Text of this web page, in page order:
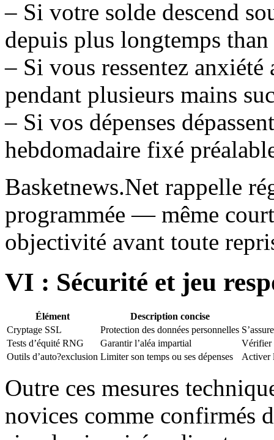
– Si votre solde descend
depuis plus longtemps
– Si vous ressentez
pendant plusieurs mains
– Si vos dépenses
hebdomadaire fixé
Basketnews.Net rappelle
programmée — même
objectivité avant toute
VI : Sécurité et jeu
Élément
Description concise
Cryptage SSL
Protection des données personnelles
Tests d’équité RNG
Garantir l’aléa impartial
Vérifier
Outils d’auto?exclusion Limiter son temps ou ses dépenses Activer
Outre ces mesures
novices comme confirmés